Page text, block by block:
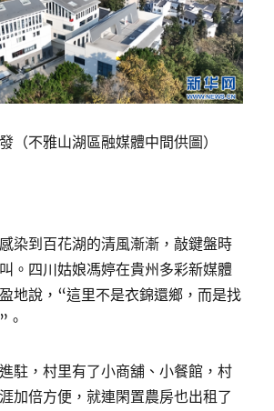
（不雅山湖區融媒體中間供圖）
染到百花湖的清風漸漸，敲鍵盤時
。四川姑娘馮婷在貴州多彩新媒體
地說，“這里不是衣錦還鄉，而是找
。
駐，村里有了小商舖、小餐館，村
加倍方便，就連閑置農房也出租了